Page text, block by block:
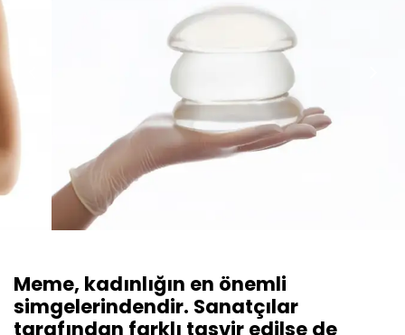
Meme, kadınlığın en önemli
simgelerindendir. Sanatçılar
tarafından farklı tasvir edilse de